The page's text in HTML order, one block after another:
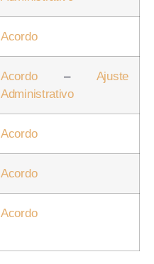
Acordo
Acordo– Ajuste
Administrativo
Acordo
Acordo
Acordo